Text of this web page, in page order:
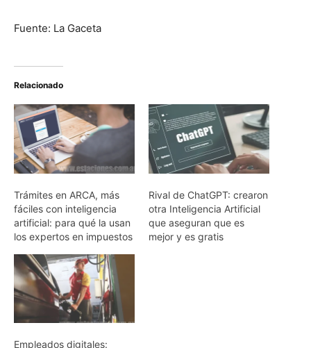
Fuente: La Gaceta
Relacionado
Trámites en ARCA, más
fáciles con inteligencia
artificial: para qué la usan
los expertos en impuestos
Rival de ChatGPT: crearon
otra Inteligencia Artificial
que aseguran que es
mejor y es gratis
Empleados digitales: